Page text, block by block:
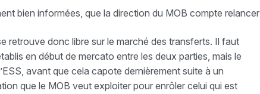
bien informées, que la direction du MOB compte relancer
retrouve donc libre sur le marché des transferts. Il faut
en début de mercato entre les deux parties, mais le
avant que cela capote dernièrement suite à un
que le MOB veut exploiter pour enrôler celui qui est